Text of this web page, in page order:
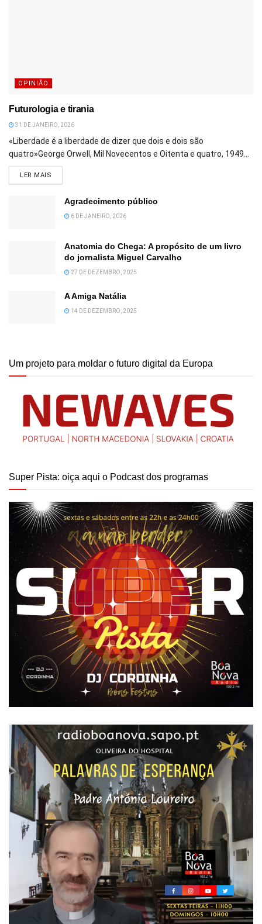
OPINIÃO
Futurologia e tirania
31 DE JANEIRO, 2026
«Liberdade é a liberdade de dizer que dois e dois são
quatro»George Orwell, Mil Novecentos e Oitenta e quatro, 1949...
LER MAIS
Agradecimento público
6 DE JANEIRO, 2026
Anatomia do Chega: A propósito de um livro
do jornalista Miguel Carvalho
27 DE DEZEMBRO, 2025
A Amiga Natália
14 DE DEZEMBRO, 2025
Um projeto para moldar o futuro digital da Europa
Super Pista: oiça aqui o Podcast dos programas